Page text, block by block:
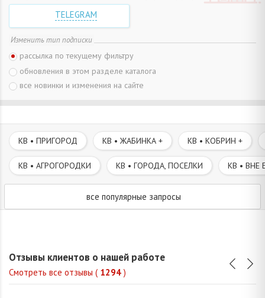
TELEGRAM
Изменить тип подписки
рассылка по текущему фильтру
обновления в этом разделе каталога
все новинки и изменения на сайте
КВ • ПРИГОРОД КВ • ЖАБИНКА + КВ • КОБРИН +
КВ • АГРОГОРОДКИ КВ • ГОРОДА, ПОСЕЛКИ КВ • ВНЕ
все популярные запросы
Отзывы клиентов о нашей работе
Смотреть все отзывы ( 1294 )